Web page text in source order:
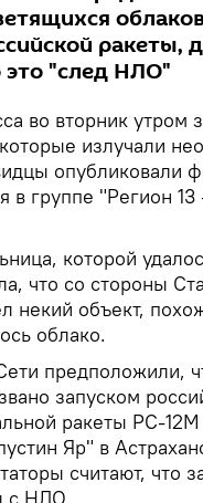
ракеты,
это "след НЛО"
во вторник утром
излучали
опубликовали
в группе "Регион
которой
что со стороны
некий объект,
облако.
предположили,
запуском
ракеты РС-12М
Яр" в
считают, что